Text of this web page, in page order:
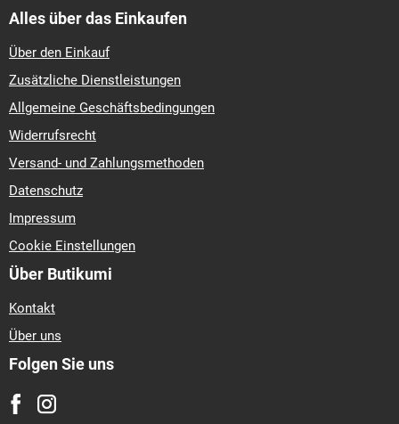
Alles über das Einkaufen
Über den Einkauf
Zusätzliche Dienstleistungen
Allgemeine Geschäftsbedingungen
Widerrufsrecht
Versand- und Zahlungsmethoden
Datenschutz
Impressum
Cookie Einstellungen
Über Butikumi
Kontakt
Über uns
Folgen Sie uns